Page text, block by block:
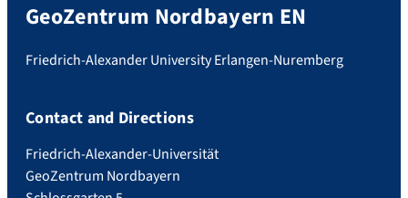
GeoZentrum Nordbayern EN
Friedrich-Alexander University Erlangen-Nuremberg
Contact and Directions
Friedrich-Alexander-Universität
GeoZentrum Nordbayern